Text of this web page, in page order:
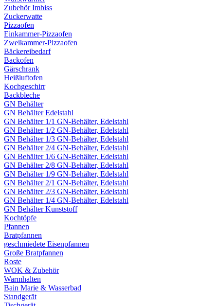
Zubehör Imbiss
Zuckerwatte
Pizzaofen
Einkammer-Pizzaofen
Zweikammer-Pizzaofen
Bäckereibedarf
Backofen
Gärschrank
Heißluftofen
Kochgeschirr
Backbleche
GN Behälter
GN Behälter Edelstahl
GN Behälter 1/1 GN-Behälter, Edelstahl
GN Behälter 1/2 GN-Behälter, Edelstahl
GN Behälter 1/3 GN-Behälter, Edelstahl
GN Behälter 2/4 GN-Behälter, Edelstahl
GN Behälter 1/6 GN-Behälter, Edelstahl
GN Behälter 2/8 GN-Behälter, Edelstahl
GN Behälter 1/9 GN-Behälter, Edelstahl
GN Behälter 2/1 GN-Behälter, Edelstahl
GN Behälter 2/3 GN-Behälter, Edelstahl
GN Behälter 1/4 GN-Behälter, Edelstahl
GN Behälter Kunststoff
Kochtöpfe
Pfannen
Bratpfannen
geschmiedete Eisenpfannen
Große Bratpfannen
Roste
WOK & Zubehör
Warmhalten
Bain Marie & Wasserbad
Standgerät